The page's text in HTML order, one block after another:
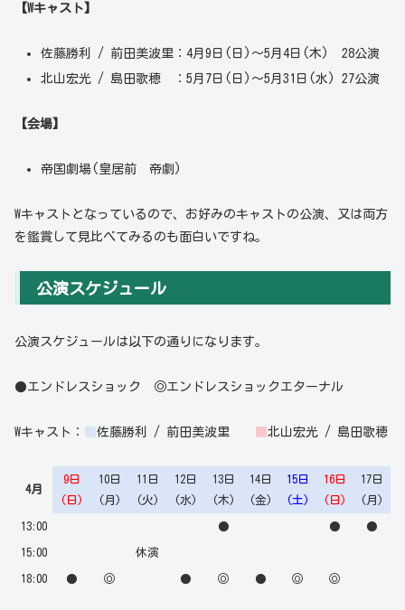
【Wキャスト】
佐藤勝利 / 前田美波里：4月9日(日)～5月4日(木) 28公演
北山宏光 / 島田歌穂 ：5月7日(日)～5月31日(水) 27公演
【会場】
帝国劇場(皇居前 帝劇)
Wキャストとなっているので、お好みのキャストの公演、又は両方
を鑑賞して見比べてみるのも面白いですね。
公演スケジュール
公演スケジュールは以下の通りになります。
●エンドレスショック ◎エンドレスショックエターナル
Wキャスト： 佐藤勝利 / 前田美波里 北山宏光 / 島田歌穂
4月
9日
(日)
10日
(月)
11日
(火)
12日
(水)
13日
(木)
14日
(金)
15日
(土)
16日
(日)
17日
(月)
13:00
休演
● ● ●
15:00
18:00 ● ◎ ● ◎ ● ◎ ◎